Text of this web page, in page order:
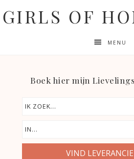
GIRLS OF
MENU
Boek hier mijn
VIND